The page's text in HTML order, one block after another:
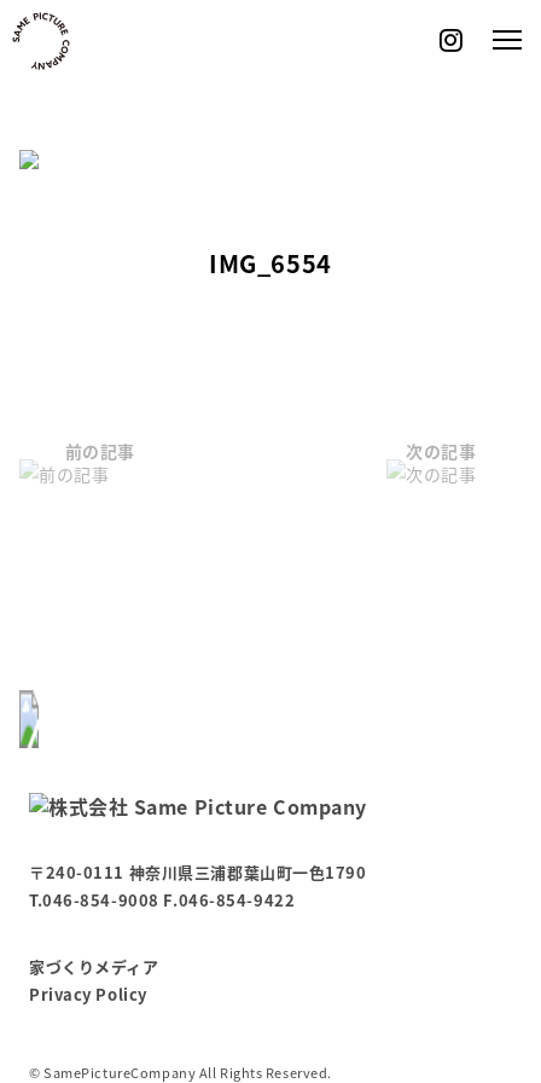
Skip
to
content
IMG_6554
前の記事 次の記事
〒240-0111 神奈川県三浦郡葉山町一色1790
T.046-854-9008 F.046-854-9422
家づくりメディア
Privacy Policy
©︎ SamePictureCompany All Rights Reserved.